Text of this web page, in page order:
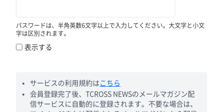
パスワードは、半角英数6文字以上で入力してください。大文字と小文
字は区別されます。
表示する
サービスの利用規約は こちら
会員登録完了後、TCROSS NEWSのメールマガジン配
信サービスに自動的に登録されます。不要な場合は、